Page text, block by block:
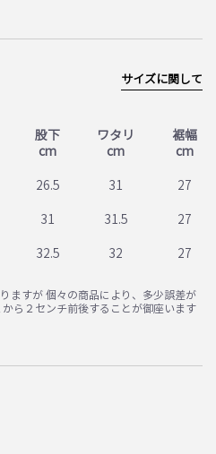
股下
cm
ワタリ
cm
裾幅
cm
26.5 31 27
31 31.5 27
32.5 32 27
サイズに関して
ますが 個々の商品により、多少誤差が
ら２センチ前後することが御座います